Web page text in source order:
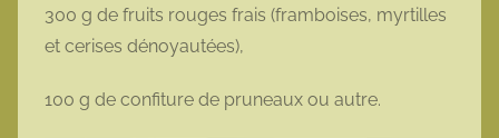
300 g de fruits rouges frais (framboises, myrtilles
et cerises dénoyautées),
100 g de confiture de pruneaux ou autre.